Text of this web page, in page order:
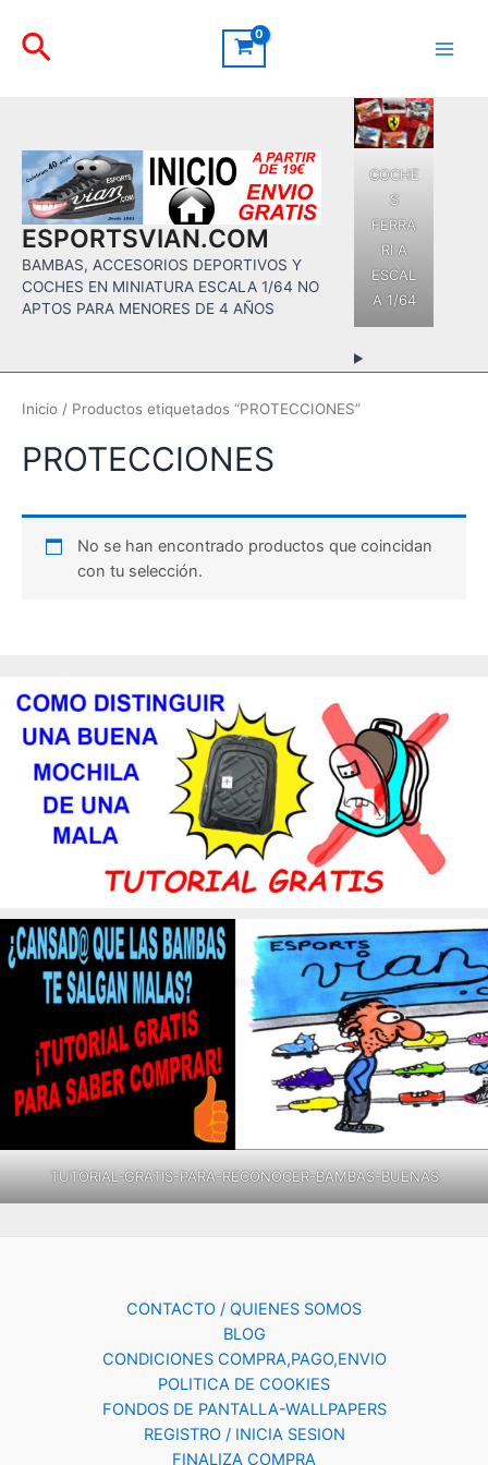
contenido
Buscar
ESPORTSVIAN.COM
BAMBAS, ACCESORIOS DEPORTIVOS Y
COCHES EN MINIATURA ESCALA 1/64 NO
APTOS PARA MENORES DE 4 AÑOS
COCHE
S
FERRA
RI A
ESCAL
A 1/64
Inicio / Productos etiquetados “PROTECCIONES”
PROTECCIONES
No se han encontrado productos que coincidan
con tu selección.
TUTORIAL-GRATIS-PARA-RECONOCER-BAMBAS-BUENAS
CONTACTO / QUIENES SOMOS
BLOG
CONDICIONES COMPRA,PAGO,ENVIO
POLITICA DE COOKIES
FONDOS DE PANTALLA-WALLPAPERS
REGISTRO / INICIA SESION
FINALIZA COMPRA